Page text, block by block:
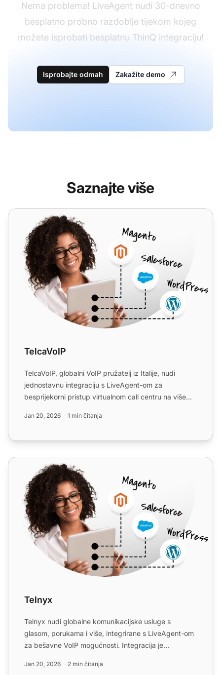
Nema problema! LiveAgent nudi 30-dnevno
besplatno probno razdoblje tijekom kojeg
možete isprobati besplatnu ThinQ integraciju!
Isprobajte odmah Zakažite demo
Saznajte više
TelcaVoIP
TelcaVoIP
TelcaVoIP, globalni VoIP pružatelj iz Italije, nudi
jednostavnu integraciju s LiveAgent-om za
besprijekorni pristup virtualnom call centru na više
Jan 20, 2026 1 min čitanja
Telnyx
Telnyx
Telnyx nudi globalne komunikacijske usluge s
glasom, porukama i više, integrirane s LiveAgent-om
za bešavne VoIP mogućnosti. Integracija je
Jan 20, 2026 2 min čitanja